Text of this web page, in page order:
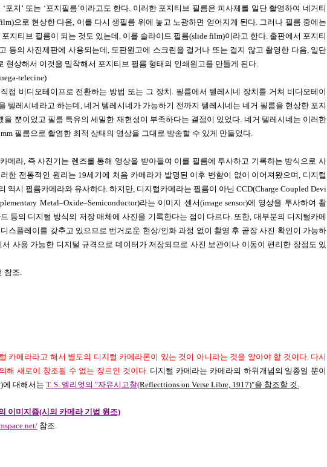
포지’ 또는 ‘포지필름’이라고도 한다. 이러한 포지티브 필름은 피사체를 일단 촬영하여 네거티
으로 현상한 다음, 이를 다시 생필름 위에 놓고 노광하면 얻어지게 된다. 그러나 필름 중에는
지티브 필름이 되는 것도 있는데, 이를 슬라이드 필름(slide film)이라고 한다. 출판에서 포지티
등의 사진제판에 사용되는데, 도판원고에 스크린을 걸거나 또는 걸지 않고 촬영한 다음, 일단
현상해서 이것을 밀착해서 포지티브 필름 형태의 인쇄원고를 만들게 된다.
telecine)
접 비디오테이프로 전환하는 방법 또는 그 장치. 필름에서 텔레시네 장치를 거쳐 비디오테이
텔레시네라고 하는데, 네거 텔레시네가 가능하기 전까지 텔레시네는 네거 필름을 현상한 포지
을 뿐이었고 필름 특유의 세밀한 재현성이 부족하다는 결점이 있었다. 네거 텔레시네는 이러한
필름으로 촬영한 최적 상태의 영상을 그대로 방송할 수 있게 만들었다.
메라, 즉 사진기는 렌즈를 통해 영상을 받아들여 이를 필름에 투사하고 기록하는 방식으로 사
한 전통적인 원리는 19세기에 처음 카메라가 발명된 이후 변함이 없이 이어져왔으며, 디지털
역시 필름카메라와 유사하다. 하지만, 디지털카메라는 필름이 아닌 CCD(Charge Coupled Devi
Metal–Oxide–Semiconductor)라는 이미지 센서(image sensor)에 영상을 투사하여 촬
등의 디지털 방식의 저장 매체에 사진을 기록한다는 점이 다르다. 또한, 대부분의 디지털카메
스플레이를 갖추고 있으므로 번거로운 현상/인화 과정 없이 촬영 후 곧장 사진 확인이 가능하
서 사용 가능한 디지털 규격으로 데이터가 저장되므로 사진 보관이나 이동이 편리한 장점도 있
참조.
카메라라고 해서 별도의 디지털 카메라론이 있는 것이 아니라는 것을 알아야 할 것이다. 다시
해 새로이 창조될 수 없는 장르인 것이다.디지털 카메라는 카메라의 하위개념의 일종일 뿐이
에 대해서는 T. S. 엘리엇의 "자유시고찰(Reflecttions on Verse Libre, 1917)"을 참조할 것.
이미지즘(시의 카메라 기법 원조)
참조.